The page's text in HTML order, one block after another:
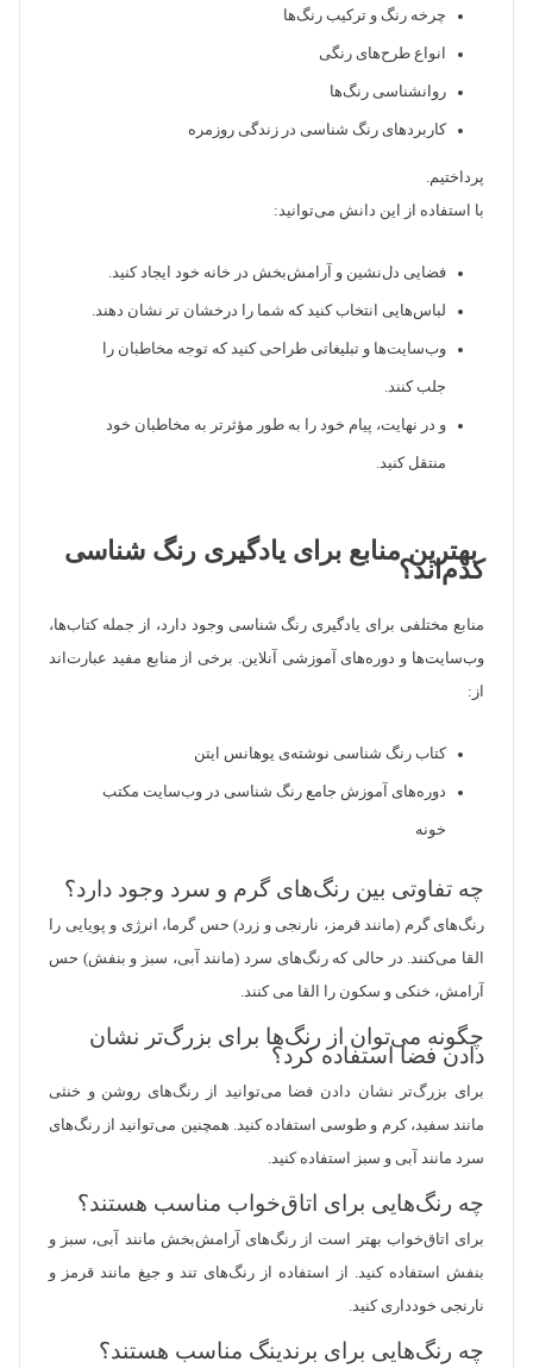
چرخه رنگ و ترکیب رنگ‌ها
انواع طرح‌های رنگی
روانشناسی رنگ‌ها
کاربردهای رنگ شناسی در زندگی روزمره
پرداختیم.
با استفاده از این دانش می‌توانید:
فضایی دل‌نشین و آرامش‌بخش در خانه خود ایجاد کنید.
لباس‌هایی انتخاب کنید که شما را درخشان تر نشان دهند.
وب‌سایت‌ها و تبلیغاتی طراحی کنید که توجه مخاطبان را
جلب کنند.
و در نهایت، پیام خود را به طور مؤثرتر به مخاطبان خود
منتقل کنید.
بهترین منابع برای یادگیری رنگ شناسی
کدم‌اند؟
منابع مختلفی برای یادگیری رنگ شناسی وجود دارد، از جمله کتاب‌ها،
وب‌سایت‌ها و دوره‌های آموزشی آنلاین. برخی از منابع مفید عبارت‌اند
از:
کتاب رنگ شناسی نوشته‌ی یوهانس ایتن
دوره‌های آموزش جامع رنگ شناسی در وب‌سایت مکتب
خونه
چه تفاوتی بین رنگ‌های گرم و سرد وجود دارد؟
رنگ‌های گرم (مانند قرمز، نارنجی و زرد) حس گرما، انرژی و پویایی را
القا می‌کنند. در حالی که رنگ‌های سرد (مانند آبی، سبز و بنفش) حس
آرامش، خنکی و سکون را القا می کنند.
چگونه می‌توان از رنگ‌ها برای بزرگ‌تر نشان
دادن فضا استفاده کرد؟
برای بزرگ‌تر نشان دادن فضا می‌توانید از رنگ‌های روشن و خنثی
مانند سفید، کرم و طوسی استفاده کنید. همچنین می‌توانید از رنگ‌های
سرد مانند آبی و سبز استفاده کنید.
چه رنگ‌هایی برای اتاق‌خواب مناسب هستند؟
برای اتاق‌خواب بهتر است از رنگ‌های آرامش‌بخش مانند آبی، سبز و
بنفش استفاده کنید. از استفاده از رنگ‌های تند و جیغ مانند قرمز و
نارنجی خودداری کنید.
چه رنگ‌هایی برای برندینگ مناسب هستند؟